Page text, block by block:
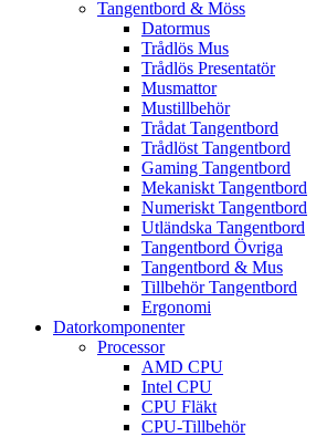
Tangentbord & Möss
Datormus
Trådlös Mus
Trådlös Presentatör
Musmattor
Mustillbehör
Trådat Tangentbord
Trådlöst Tangentbord
Gaming Tangentbord
Mekaniskt Tangentbord
Numeriskt Tangentbord
Utländska Tangentbord
Tangentbord Övriga
Tangentbord & Mus
Tillbehör Tangentbord
Ergonomi
Datorkomponenter
Processor
AMD CPU
Intel CPU
CPU Fläkt
CPU-Tillbehör